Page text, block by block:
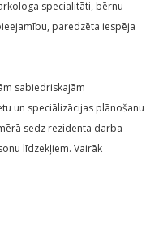
specialitāti, bērnu
paredzēta iespēja
sabiedriskajām
un speciālizācijas plānošanu
sedz rezidenta darba
līdzekļiem. Vairāk